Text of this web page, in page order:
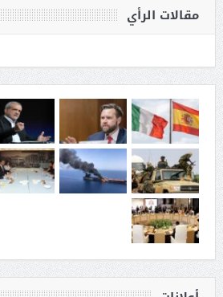
مقالات الرأي